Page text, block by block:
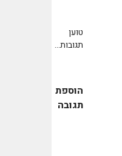
טוען
תגובות...
הוספת
תגובה